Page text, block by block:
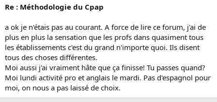
Re : Méthodologie du Cpap
a ok je n'étais pas au courant. A force de lire ce forum, j'ai de
plus en plus la sensation que les profs dans quasiment tous
les établissements c'est du grand n'importe quoi. Ils disent
tous des choses différentes.
Moi aussi j'ai vraiment hâte que ça finisse! Tu passes quand?
Moi lundi activité pro et anglais le mardi. Pas d'espagnol pour
moi, on nous a pas laissé de choix.